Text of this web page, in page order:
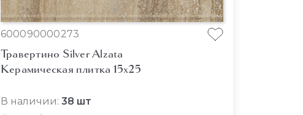
600090000273
Травертино Silver Alzata
Керамическая плитка 15x25
В наличии: 38 шт